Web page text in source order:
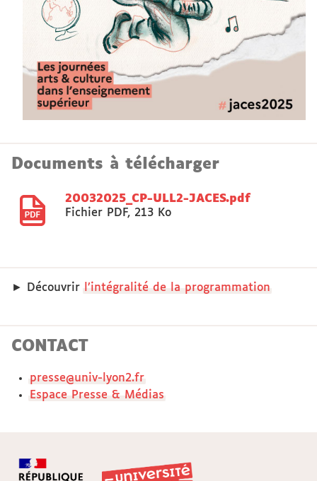
Documents à télécharger
20032025_CP-ULL2-JACES.pdf
Fichier PDF, 213 Ko
► Découvrir l’intégralité de la programmation
CONTACT
presse@univ-lyon2.fr
Espace Presse & Médias